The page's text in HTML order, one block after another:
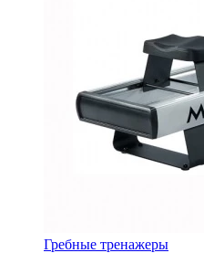
Гребные тренажеры